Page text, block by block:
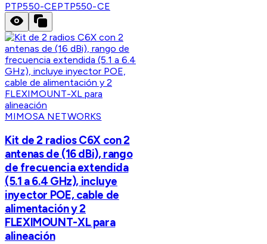
PTP550-CEPTP550-CE
MIMOSA NETWORKS
Kit de 2 radios C6X con 2
antenas de (16 dBi), rango
de frecuencia extendida
(5.1 a 6.4 GHz), incluye
inyector POE, cable de
alimentación y 2
FLEXIMOUNT-XL para
alineación